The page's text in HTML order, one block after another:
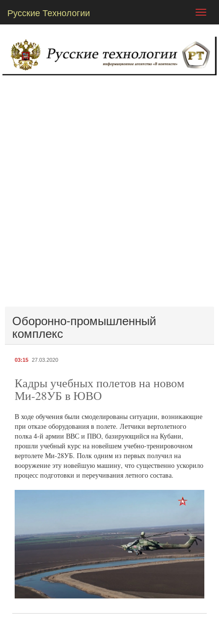
Русские Технологии
Оборонно-промышленный
комплекс
03:15 27.03.2020
Кадры учебных полетов на новом
Ми-28УБ в ЮВО
В ходе обучения были смоделированы ситуации, возникающие
при отказе оборудования в полете. Летчики вертолетного
полка 4-й армии ВВС и ПВО, базирующийся на Кубани,
прошли учебный курс на новейшем учебно-тренировочном
вертолете Ми-28УБ. Полк одним из первых получил на
вооружение эту новейшую машину, что существенно ускорило
процесс подготовки и переучивания летного состава.